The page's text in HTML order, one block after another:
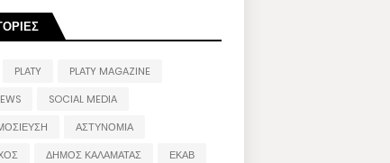
PLATY
PLATY MAGAZINE
SOCIAL MEDIA
ΑΣΤΥΝΟΜΙΑ
ΔΗΜΟΣ ΚΑΛΑΜΑΤΑΣ
ΕΚΑΒ